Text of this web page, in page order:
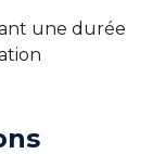
une durée